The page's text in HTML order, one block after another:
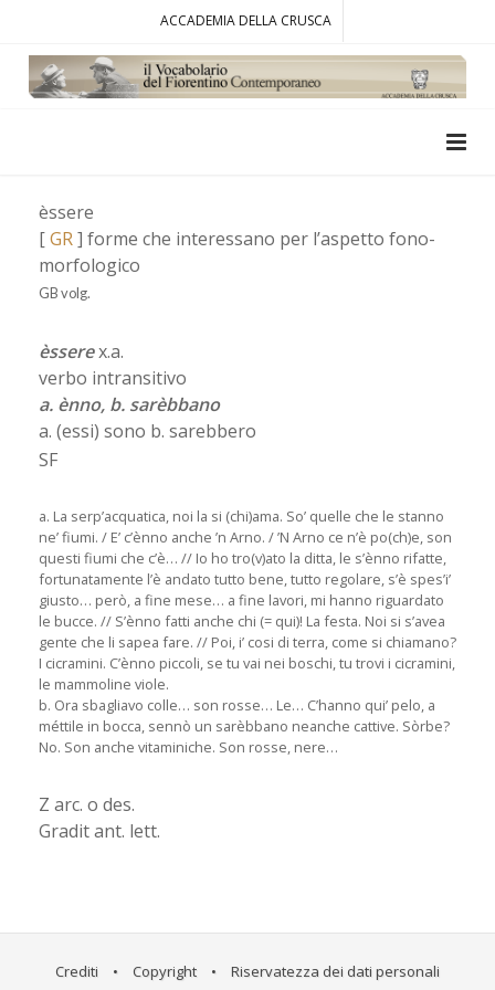
ACCADEMIA DELLA CRUSCA
èssere
[GR] forme che interessano per l’aspetto fono-
morfologico
GB volg.
èsserex.a.
verbo intransitivo
a. ènno, b. sarèbbano
a. (essi) sono b. sarebbero
SF
a. La serp’acquatica, noi la si (chi)ama. So’ quelle che le stanno
ne’ fiumi. / E’ c’ènno anche ’n Arno. / ’N Arno ce n’è po(ch)e, son
questi fiumi che c’è… // Io ho tro(v)ato la ditta, le s’ènno rifatte,
fortunatamente l’è andato tutto bene, tutto regolare, s’è spes’i’
giusto… però, a fine mese… a fine lavori, mi hanno riguardato
le bucce. // S’ènno fatti anche chi (= qui)! La festa. Noi si s’avea
gente che li sapea fare. // Poi, i’ cosi di terra, come si chiamano?
I cicramini. C’ènno piccoli, se tu vai nei boschi, tu trovi i cicramini,
le mammoline viole.
b. Ora sbagliavo colle… son rosse… Le… C’hanno qui’ pelo, a
méttile in bocca, sennò un sarèbbano neanche cattive. Sòrbe?
No. Son anche vitaminiche. Son rosse, nere…
Z arc. o des.
Gradit ant. lett.
Crediti • Copyright • Riservatezza dei dati personali